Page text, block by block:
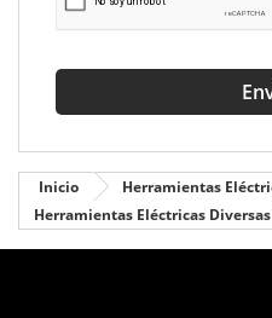
Inicio
Herramientas
Herramientas Eléctricas